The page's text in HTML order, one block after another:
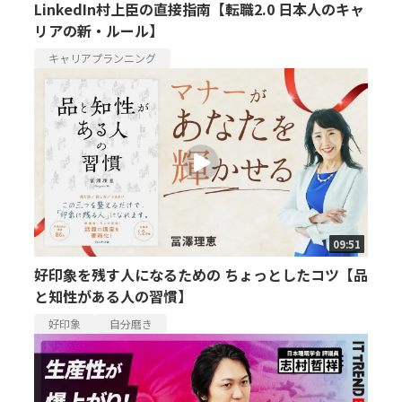
LinkedIn村上臣の直接指南【転職2.0 日本人のキャ
リアの新・ルール】
キャリアプランニング
09:51
好印象を残す人になるための ちょっとしたコツ【品
と知性がある人の習慣】
好印象 自分磨き